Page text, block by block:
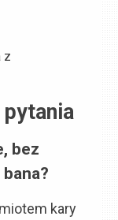
z
bez
kary